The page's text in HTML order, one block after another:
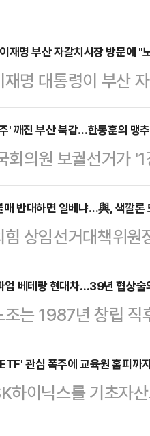
재명 부산 자갈치시장 방문에 "
명 대통령이 부산
는 휴지 조각처럼 내
다"고 비판했다.박
을 통해 "이 대통령
운하며 선거용 예산
내려가 노골적인
"'대통령 내외가 온
수하…
' 깨진 부산 북갑…한동훈의 맹
회의원 보궐선거가
우 빨랐다. 이재명
산시장 후보의 후
거가 중반을 넘어서
분위기다.26일 정
보 의뢰로 지난
한동훈 후보는
…
매 반대하면 일베냐…與, 색깔론
상임선거대책위
나오는 '색깔론'을
사에서 열린 선대위
스타벅스 마실 권리
하고 스타벅스 불매
하며 이같이 말했다
세계그룹 회장의 사
…
업 베테랑 현대차…39년 협상술
조는 1987년 창립
파업을 반복했다. 협
상이 됐다. 파업 시
그 경험이 쌓인 결
봤다. 파업은 25일
관심 폭주에 교육원 홈피까
하이닉스를 기초자
내 증시에 처음 상